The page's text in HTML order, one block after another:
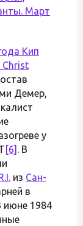
Март
Кип
Christ
Демер,
у
[6] . В
из Сан-
в
июне 1984